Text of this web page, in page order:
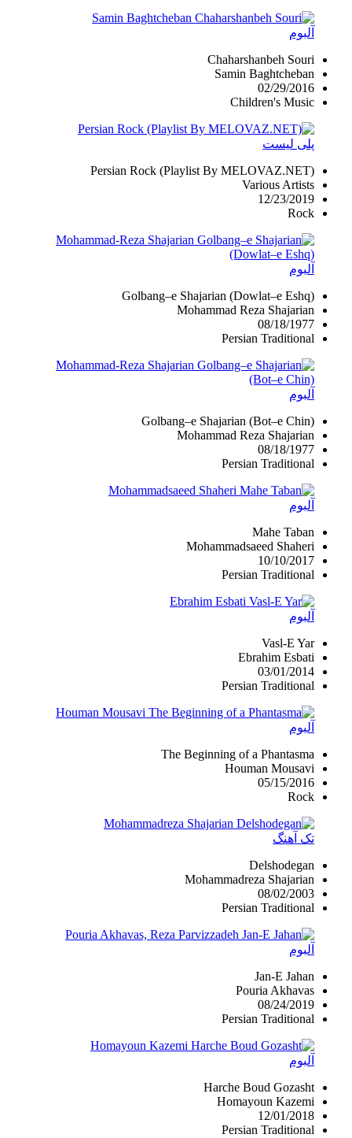
آلبوم
Chaharshanbeh Souri
Samin Baghtcheban
02/29/2016
Children's Music
پلی لیست
Persian Rock (Playlist By MELOVAZ.NET)
Various Artists
12/23/2019
Rock
آلبوم
Golbang–e Shajarian (Dowlat–e Eshq)
Mohammad Reza Shajarian
08/18/1977
Persian Traditional
آلبوم
Golbang–e Shajarian (Bot–e Chin)
Mohammad Reza Shajarian
08/18/1977
Persian Traditional
آلبوم
Mahe Taban
Mohammadsaeed Shaheri
10/10/2017
Persian Traditional
آلبوم
Vasl-E Yar
Ebrahim Esbati
03/01/2014
Persian Traditional
آلبوم
The Beginning of a Phantasma
Houman Mousavi
05/15/2016
Rock
تک آهنگ
Delshodegan
Mohammadreza Shajarian
08/02/2003
Persian Traditional
آلبوم
Jan-E Jahan
Pouria Akhavas
08/24/2019
Persian Traditional
آلبوم
Harche Boud Gozasht
Homayoun Kazemi
12/01/2018
Persian Traditional